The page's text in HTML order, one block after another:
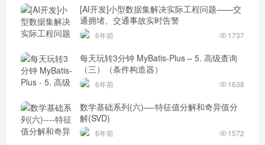
[AI开发]小型数据集解决实际工程问题——交
通拥堵、交通事故实时告警
6年前 1737
每天玩转3分钟 MyBatis-Plus – 5. 高级查询
（三）（条件构造器）
6年前 1638
数学基础系列(六)—-特征值分解和奇异值分
解(SVD)
6年前 1572